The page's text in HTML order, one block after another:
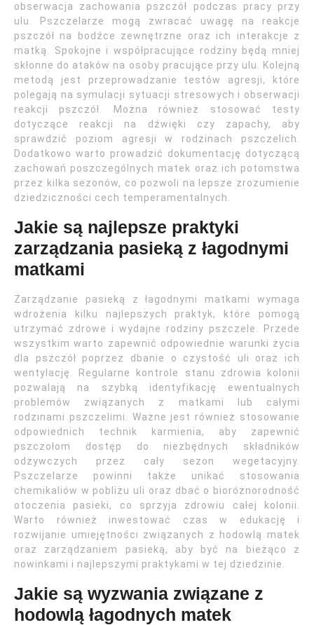
obserwacja zachowania pszczół podczas pracy przy
ulu. Pszczelarze mogą zwracać uwagę na reakcje
pszczół na bodźce zewnętrzne oraz ich interakcje z
matką. Spokojne i współpracujące rodziny będą mniej
skłonne do ataków na osoby pracujące przy ulu. Kolejną
metodą jest przeprowadzanie testów agresji, które
polegają na symulacji sytuacji stresowych i obserwacji
reakcji pszczół. Można również stosować testy
dotyczące reakcji na dźwięki czy zapachy, aby
sprawdzić poziom agresji w rodzinach pszczelich.
Dodatkowo warto prowadzić dokumentację dotyczącą
zachowań poszczególnych matek oraz ich potomstwa
przez kilka sezonów, co pozwoli na lepsze zrozumienie
dziedziczności cech temperamentalnych.
Jakie są najlepsze praktyki
zarządzania pasieką z łagodnymi
matkami
Zarządzanie pasieką z łagodnymi matkami wymaga
wdrożenia kilku najlepszych praktyk, które pomogą
utrzymać zdrowe i wydajne rodziny pszczele. Przede
wszystkim warto zapewnić odpowiednie warunki życia
dla pszczół poprzez dbanie o czystość uli oraz ich
wentylację. Regularne kontrole stanu zdrowia kolonii
pozwalają na szybką identyfikację ewentualnych
problemów związanych z matkami lub całymi
rodzinami pszczelimi. Ważne jest również stosowanie
odpowiednich technik karmienia, aby zapewnić
pszczołom dostęp do niezbędnych składników
odżywczych przez cały sezon wegetacyjny.
Pszczelarze powinni także unikać stosowania
chemikaliów w pobliżu uli oraz dbać o bioróżnorodność
otoczenia pasieki, co sprzyja zdrowiu całej kolonii.
Warto również inwestować czas w edukację i
rozwijanie umiejętności związanych z hodowlą matek
oraz zarządzaniem pasieką, aby być na bieżąco z
nowinkami i najlepszymi praktykami w tej dziedzinie.
Jakie są wyzwania związane z
hodowlą łagodnych matek